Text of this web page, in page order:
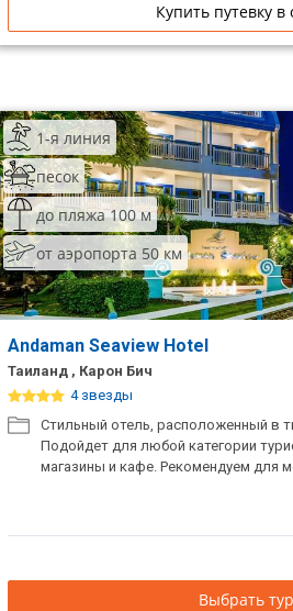
Купить путевку в
1-я линия
песок
до пляжа 100 м
от аэропорта 50 км
Andaman Seaview Hotel
Таиланд , Карон Бич
4 звезды
Стильный отель, расположенный в
Подойдет для любой категории
магазины и кафе. Рекомендуем для
Выбрать тур